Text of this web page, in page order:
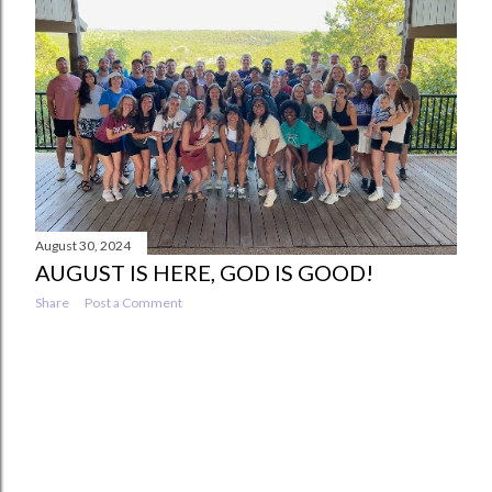
s
August 30, 2024
AUGUST IS HERE, GOD IS GOOD!
Share Post a Comment